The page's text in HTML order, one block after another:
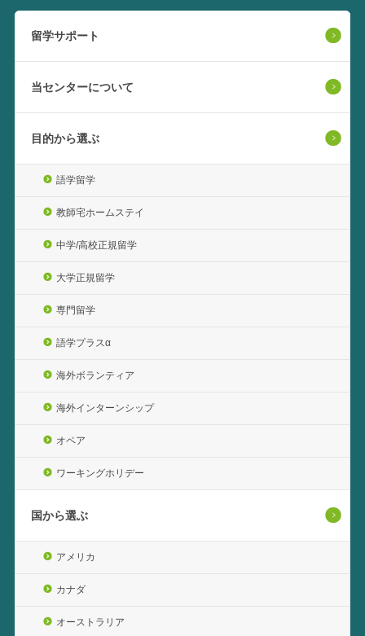
留学サポート
当センターについて
目的から選ぶ
語学留学
教師宅ホームステイ
中学/高校正規留学
大学正規留学
専門留学
語学プラスα
海外ボランティア
海外インターンシップ
オペア
ワーキングホリデー
国から選ぶ
アメリカ
カナダ
オーストラリア